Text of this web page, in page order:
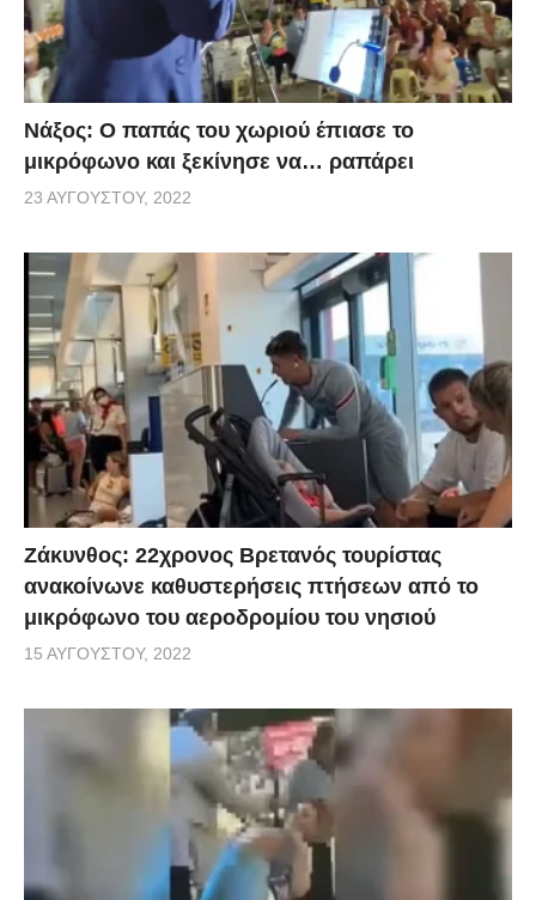
Νάξος: Ο παπάς του χωριού έπιασε το
μικρόφωνο και ξεκίνησε να… ραπάρει
23 ΑΥΓΟΎΣΤΟΥ, 2022
Ζάκυνθος: 22χρονος Βρετανός τουρίστας
ανακοίνωνε καθυστερήσεις πτήσεων από το
μικρόφωνο του αεροδρομίου του νησιού
15 ΑΥΓΟΎΣΤΟΥ, 2022